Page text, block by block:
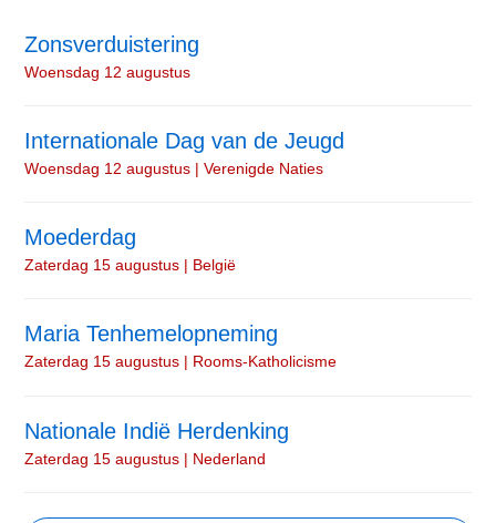
Zonsverduistering
Woensdag 12 augustus
Internationale Dag van de Jeugd
Woensdag 12 augustus | Verenigde Naties
Moederdag
Zaterdag 15 augustus | België
Maria Tenhemelopneming
Zaterdag 15 augustus | Rooms-Katholicisme
Nationale Indië Herdenking
Zaterdag 15 augustus | Nederland